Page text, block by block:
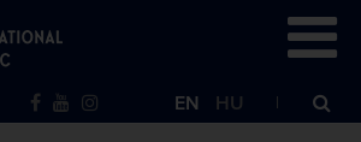
EN HU